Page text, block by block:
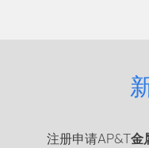
注册申请AP&T 金